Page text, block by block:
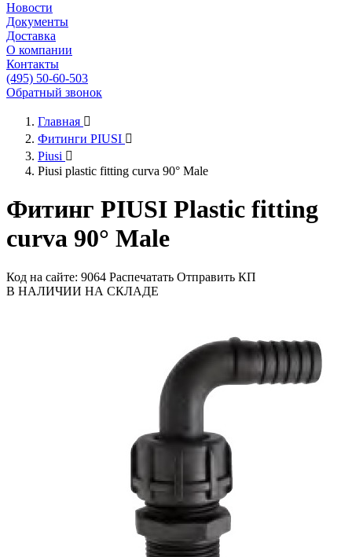
Новости
Документы
Доставка
О компании
Контакты
(495) 50-60-503
Обратный звонок
Главная 
Фитинги PIUSI 
Piusi 
Piusi plastic fitting curva 90° Male
Фитинг PIUSI Plastic fitting
curva 90° Male
Код на сайте: 9064 Распечатать Отправить КП
В НАЛИЧИИ НА СКЛАДЕ